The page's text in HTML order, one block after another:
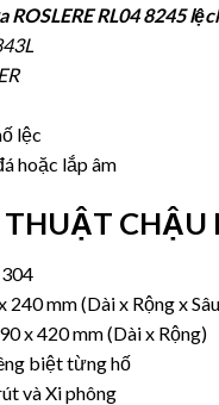
ROSLERE RL04 8245
lệc
hoặc lắp âm
CHẬU
mm (Dài x Rộng x
x 420 mm (Dài x Rộng)
biệt từng hố
và Xi phông